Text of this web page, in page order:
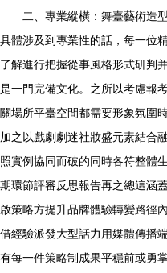
二、專業縱橫：舞臺藝術造
具體涉及到專業性的話，每一位
了解進行把握從事風格形式研判
是一門完備文化。之所以考慮報
關場所平臺空間都需要形象氛圍
加之以戲劇劇迷社妝盛元素結合
照實例協同而破的同時各符整體
期環節評審反思報告再之總這涵
啟策略方提升品牌體驗轉變路徑
借經驗派發大型話力用媒體傳播
有每一件策略制成果平穩前或勇